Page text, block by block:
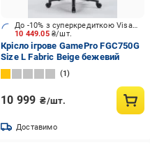
10 449.05 ₴/шт.
До -10% з суперкредиткою Visa Вигода
Крісло ігрове GamePro FGC750G
Size L Fabric Beige бежевий
1
10 999 ₴/шт.
Доставимо